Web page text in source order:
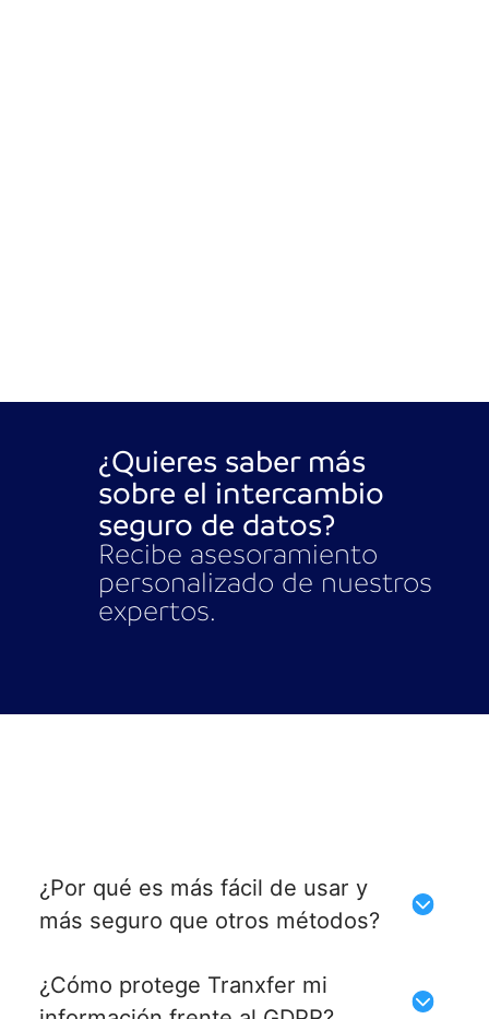
¿Quieres saber más
sobre el intercambio
seguro de datos?
Recibe asesoramiento
personalizado de nuestros
expertos.
¿Por qué es más fácil de usar y
más seguro que otros métodos?
¿Cómo protege Tranxfer mi